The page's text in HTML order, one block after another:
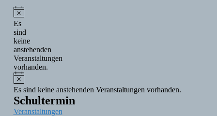
Es
sind
keine
anstehenden
Veranstaltungen
vorhanden.
Es sind keine anstehenden Veranstaltungen vorhanden.
Schultermin
Veranstaltungen